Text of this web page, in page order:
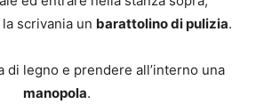
scrivania un barattolino di pulizia.
di legno e prendere all’interno una
manopola.